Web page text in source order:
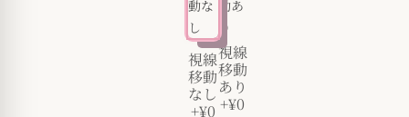
視線
移動
なし
+¥0
視線
移動
あり
+¥0